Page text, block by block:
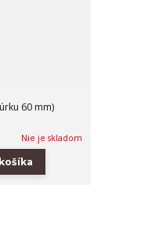
60 mm)
Nie je skladom